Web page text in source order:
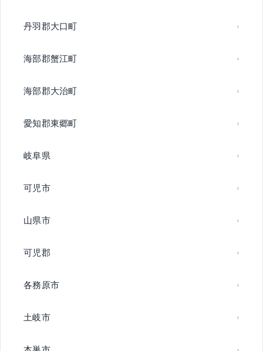
丹羽郡大口町
海部郡蟹江町
海部郡大治町
愛知郡東郷町
岐阜県
可児市
山県市
可児郡
各務原市
土岐市